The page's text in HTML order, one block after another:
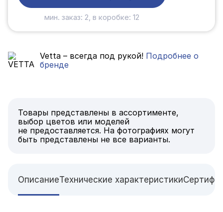
мин. заказ: 2, в коробке: 12
Vetta – всегда под рукой! Подробнее о
бренде
Товары представлены в ассортименте,
выбор цветов или моделей
не предоставляется. На фотографиях могут
быть представлены не все варианты.
ОписаниеТехнические характеристики